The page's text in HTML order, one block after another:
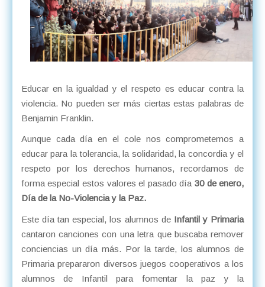
Educar en la igualdad y el respeto es educar contra la
violencia. No pueden ser más ciertas estas palabras de
Benjamin Franklin.
Aunque cada día en el cole nos comprometemos a
educar para la tolerancia, la solidaridad, la concordia y el
respeto por los derechos humanos, recordamos de
forma especial estos valores el pasado día30 de enero,
Día de la No-Violencia y la Paz.
Este día tan especial, los alumnos deInfantil y Primaria
cantaron canciones con una letra que buscaba remover
conciencias un día más. Por la tarde, los alumnos de
Primaria prepararon diversos juegos cooperativos a los
alumnos de Infantil para fomentar la paz y la